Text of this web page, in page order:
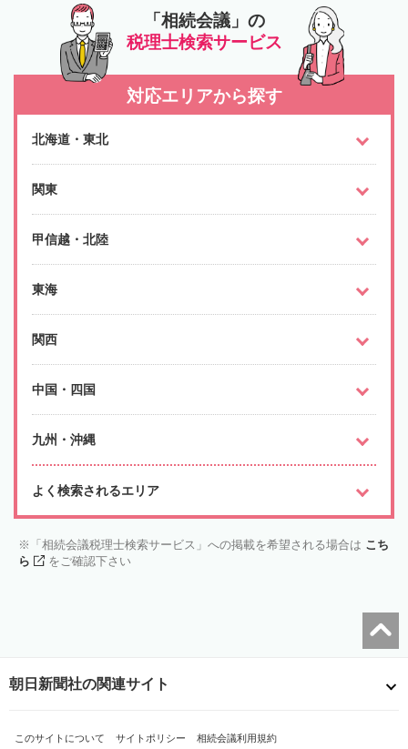
「相続会議」の
税理士検索サービス
対応エリアから探す
北海道・東北
関東
甲信越・北陸
東海
関西
中国・四国
九州・沖縄
よく検索されるエリア
「相続会議税理士検索サービス」への掲載を希望される場合は こち
ら
をご確認下さい
朝日新聞社の関連サイト
このサイトについて サイトポリシー 相続会議利用規約